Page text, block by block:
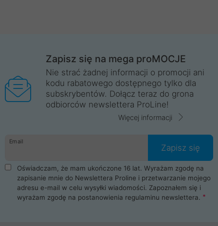
Zapisz się na mega proMOCJE
Nie strać żadnej informacji o promocji ani
kodu rabatowego dostępnego tylko dla
subskrybentów. Dołącz teraz do grona
odbiorców newslettera ProLine!
Więcej informacji
Email
Zapisz się
Oświadczam, że mam ukończone 16 lat. Wyrażam zgodę na
zapisanie mnie do Newslettera Proline i przetwarzanie mojego
adresu e-mail w celu wysyłki wiadomości. Zapoznałem się i
wyrażam zgodę na postanowienia regulaminu newslettera.